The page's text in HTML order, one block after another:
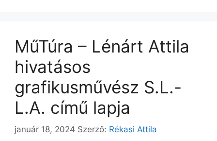
MűTúra – Lénárt Attila
hivatásos
grafikusművész S.L.-
L.A. című lapja
január 18, 2024 Szerző: Rékasi Attila